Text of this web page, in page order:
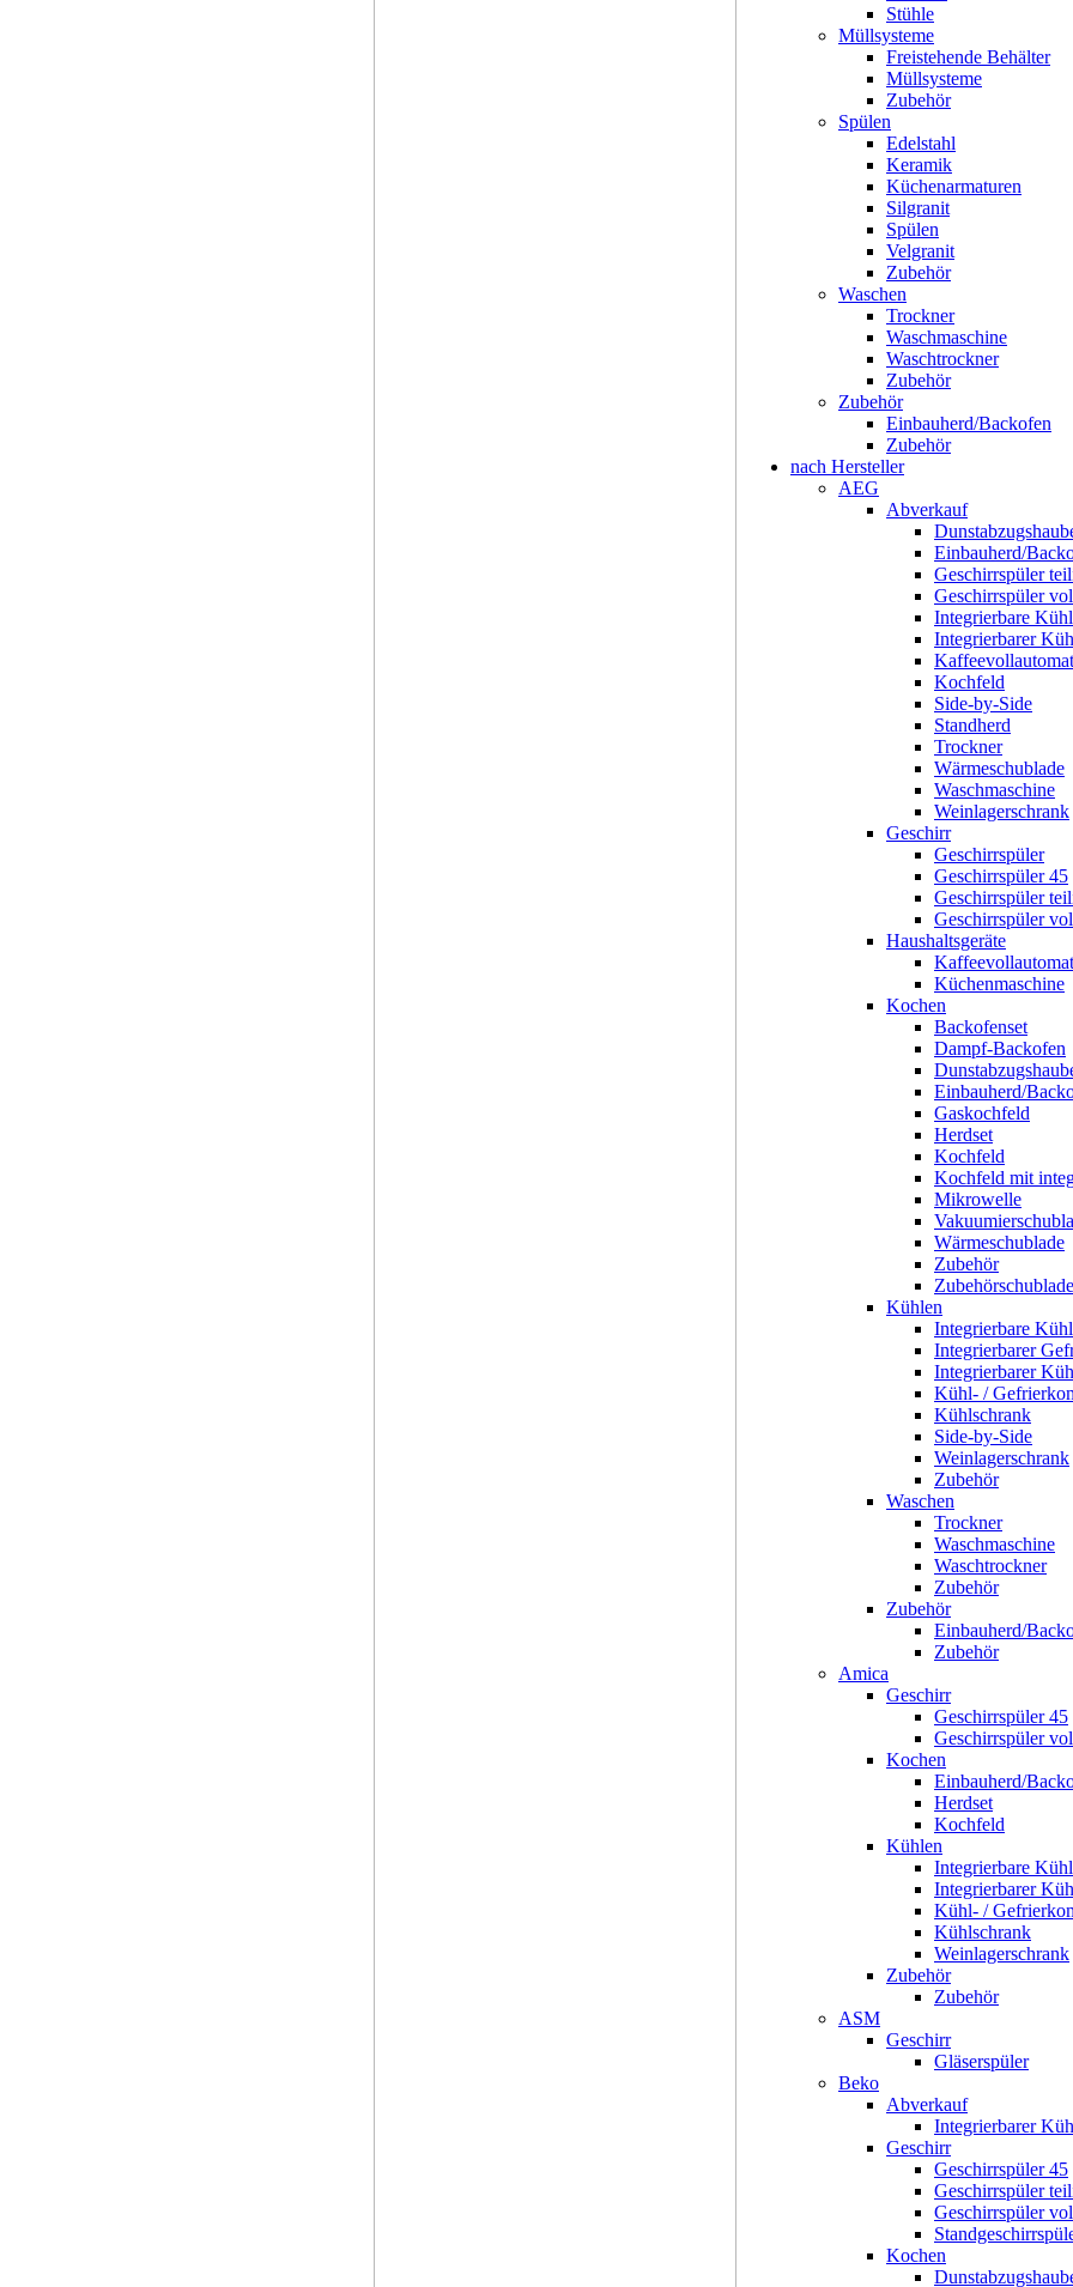
Stühle
Müllsysteme
Freistehende Behälter
Müllsysteme
Zubehör
Spülen
Edelstahl
Keramik
Küchenarmaturen
Silgranit
Spülen
Velgranit
Zubehör
Waschen
Trockner
Waschmaschine
Waschtrockner
Zubehör
Zubehör
Einbauherd/Backofen
Zubehör
nach Hersteller
AEG
Abverkauf
Einbauherd/
Geschirrspüler
Geschirrspüler
Integrierbare
Integrierbarer
Kochfeld
Side-by-Side
Standherd
Trockner
Wärmeschublade
Waschmaschine
Weinlagerschrank
Geschirr
Geschirrspüler
Geschirrspüler 45
Geschirrspüler
Geschirrspüler
Haushaltsgeräte
Küchenmaschine
Kochen
Backofenset
Dampf-Backofen
Einbauherd/
Gaskochfeld
Herdset
Kochfeld
Kochfeld mit
Mikrowelle
Wärmeschublade
Zubehör
Zubehörschublade
Kühlen
Integrierbare
Integrierbarer
Integrierbarer
Kühl- /
Kühlschrank
Side-by-Side
Weinlagerschrank
Zubehör
Waschen
Trockner
Waschmaschine
Waschtrockner
Zubehör
Zubehör
Einbauherd/
Zubehör
Amica
Geschirr
Geschirrspüler 45
Geschirrspüler
Kochen
Einbauherd/
Herdset
Kochfeld
Kühlen
Integrierbare
Integrierbarer
Kühl- /
Kühlschrank
Weinlagerschrank
Zubehör
Zubehör
ASM
Geschirr
Gläserspüler
Beko
Abverkauf
Integrierbarer
Geschirr
Geschirrspüler 45
Geschirrspüler
Geschirrspüler
Kochen